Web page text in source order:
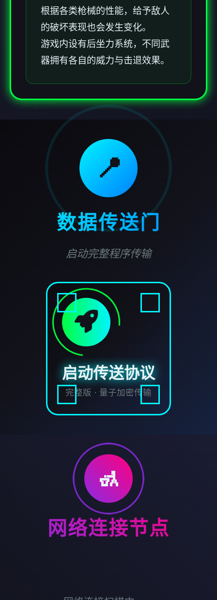
根据各类枪械的性能，给予敌人
的破坏表现也会发生变化。
游戏内设有后坐力系统，不同武
器拥有各自的威力与击退效果。
📍
数据传送门
启动完整程序传输
启动传送协议
完整版 · 量子加密传输
🚮
网络连接节点